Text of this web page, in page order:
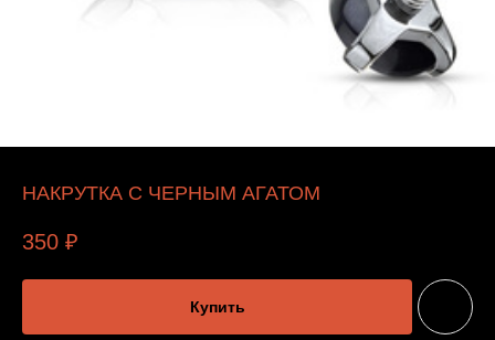
НАКРУТКА С ЧЕРНЫМ АГАТОМ
350 ₽
Купить